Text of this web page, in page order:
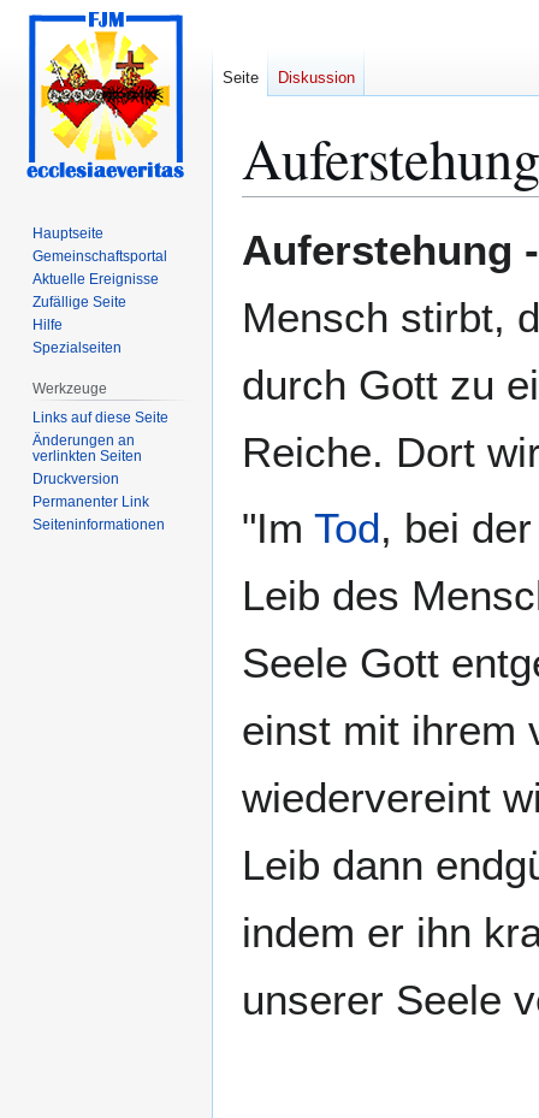
Navigation
Suche
Auferstehung
Mensch stirbt,
durch Gott zu
Reiche. Dort
"Im Tod, bei
Leib des
Seele Gott
einst mit ihrem
wiedervereint
Leib dann
indem er ihn
unserer Seele
Seite Diskussion
Hauptseite
Gemeinschafts­portal
Aktuelle Ereignisse
Zufällige Seite
Hilfe
Spezialseiten
Werkzeuge
Links auf diese Seite
Änderungen an
verlinkten Seiten
Druckversion
Permanenter Link
Seiten­­informationen